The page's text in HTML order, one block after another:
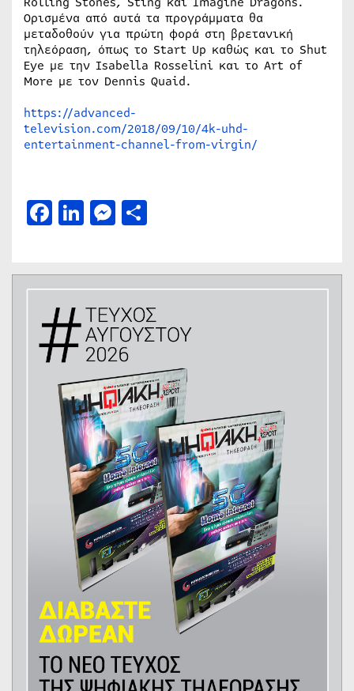
Ορισμένα από αυτά τα προγράμματα θα
μεταδοθούν για πρώτη φορά στη βρετανική
τηλεόραση, όπως το Start Up καθώς και το Shut
Eye με την Isabella Rosselini και το Art of
More με τον Dennis Quaid.
https://advanced-
television.com/2018/09/10/4k-uhd-
entertainment-channel-from-virgin/
Facebook
LinkedIn
Messenger